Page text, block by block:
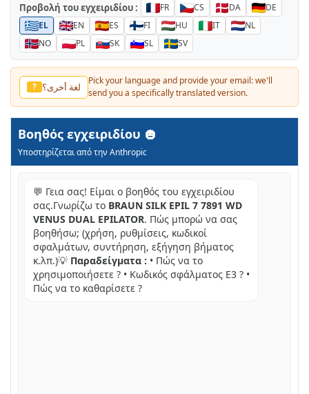
Προβολή του εγχειριδίου : FR CS DA
DE
EL
EN ES FI HU IT
NL
NO
PL SK SL SV
? لغة أخرى؟
Pick your language and provide your email: we'll
send you a specifically translated version.
Βοηθός εγχειριδίου
Υποστηρίζεται από την Anthropic
💬 Γεια σας! Είμαι ο βοηθός του εγχειριδίου
σας.Γνωρίζω το BRAUN SILK EPIL 7 7891 WD
VENUS DUAL EPILATOR. Πώς μπορώ να σας
βοηθήσω; (χρήση, ρυθμίσεις, κωδικοί
σφαλμάτων, συντήρηση, εξήγηση βήματος
κ.λπ.)💡 Παραδείγματα : • Πώς να το
χρησιμοποιήσετε ? • Κωδικός σφάλματος E3 ? •
Πώς να το καθαρίσετε ?